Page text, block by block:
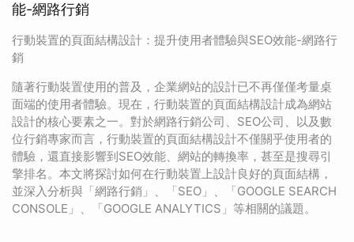
能-網路行銷
行動裝置的頁面結構設計：提升使用者體驗與SEO效能-網路行
銷
隨著行動裝置使用的普及，企業網站的設計已不再僅僅考量桌
面端的使用者體驗。現在，行動裝置的頁面結構設計成為網站
設計的核心要素之一。對於網路行銷公司、SEO公司、以及數
位行銷專家而言，行動裝置的頁面結構設計不僅關乎使用者的
體驗，還直接影響到SEO效能、網站的轉換率，甚至是搜尋引
擎排名。本文將探討如何在行動裝置上設計良好的頁面結構，
並深入分析與「網路行銷」、「SEO」、「GOOGLE SEARCH
CONSOLE」、「GOOGLE ANALYTICS」等相關的議題。